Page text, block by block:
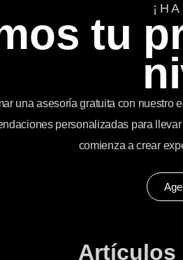
tu
una asesoría gratuita con
personalizadas para
comienza a crear
Artículos